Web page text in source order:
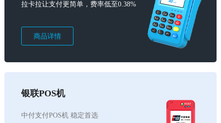
拉卡拉让支付更简单，费率低至0.38%
商品详情
银联POS机
中付支付POS机 稳定首选